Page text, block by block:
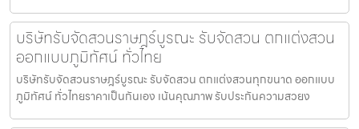
บริษัทรับจัดสวนราษฎร์บูรณะ รับจัดสวน ตกแต่งสวน
ออกแบบภูมิทัศน์ ทั่วไทย
บริษัทรับจัดสวนราษฎร์บูรณะ รับจัดสวน ตกแต่งสวนทุกขนาด ออกแบบ
ภูมิทัศน์ ทั่วไทยราคาเป็นกันเอง เน้นคุณภาพ รับประกันความสวยง